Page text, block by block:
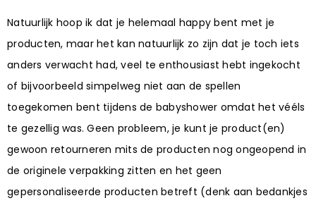
Natuurlijk hoop ik dat je helemaal happy bent met je
producten, maar het kan natuurlijk zo zijn dat je toch iets
anders verwacht had, veel te enthousiast hebt ingekocht
of bijvoorbeeld simpelweg niet aan de spellen
toegekomen bent tijdens de babyshower omdat het vééls
te gezellig was. Geen probleem, je kunt je product(en)
gewoon retourneren mits de producten nog ongeopend in
de originele verpakking zitten en het geen
gepersonaliseerde producten betreft (denk aan bedankjes